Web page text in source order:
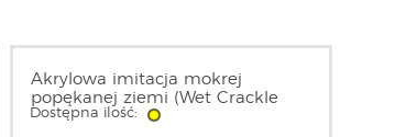
Akrylowa imitacja mokrej
popękanej ziemi (Wet Crackle
Effects) 100ml | AK8034
Dostępna ilość: